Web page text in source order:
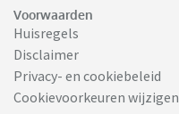
Voorwaarden
Huisregels
Disclaimer
Privacy- en cookiebeleid
Cookievoorkeuren wijzigen